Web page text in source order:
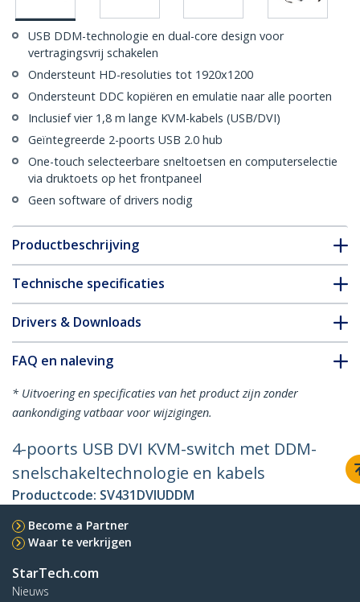
USB DDM-technologie en dual-core design voor
vertragingsvrij schakelen
Ondersteunt HD-resoluties tot 1920x1200
Ondersteunt DDC kopiëren en emulatie naar alle poorten
Inclusief vier 1,8 m lange KVM-kabels (USB/DVI)
Geïntegreerde 2-poorts USB 2.0 hub
One-touch selecteerbare sneltoetsen en computerselectie
via druktoets op het frontpaneel
Geen software of drivers nodig
Productbeschrijving
Technische specificaties
Drivers & Downloads
FAQ en naleving
* Uitvoering en specificaties van het product zijn zonder
aankondiging vatbaar voor wijzigingen.
4-poorts USB DVI KVM-switch met DDM-
snelschakeltechnologie en kabels
Productcode: SV431DVIUDDM
Become a Partner
Waar te verkrijgen
StarTech.com
Nieuws